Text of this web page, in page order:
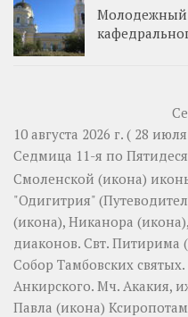
Молодежный
10 августа 2026 г. ( 28
Седмица 11-я по
Смоленской (икона)
"Одигитрия"
(икона), Никанора (икона),
диаконов. Свт. Питирима (
Собор Тамбовских
Анкирского. Мч. Акакия,
Павла (икона)